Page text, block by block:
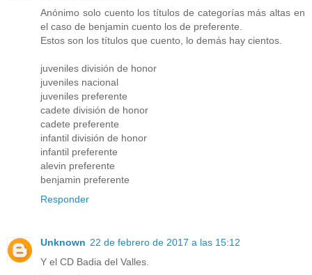
Anónimo solo cuento los títulos de categorías más altas en
el caso de benjamin cuento los de preferente.
Estos son los títulos que cuento, lo demás hay cientos.
juveniles división de honor
juveniles nacional
juveniles preferente
cadete división de honor
cadete preferente
infantil división de honor
infantil preferente
alevin preferente
benjamin preferente
Responder
Unknown 22 de febrero de 2017 a las 15:12
Y el CD Badia del Valles.